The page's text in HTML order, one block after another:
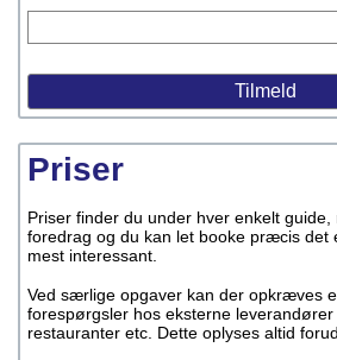
Priser
Priser finder du under hver enkelt guide,
foredrag og du kan let booke præcis det
mest interessant.
Ved særlige opgaver kan der opkræves
forespørgsler hos eksterne leverandører
restauranter etc. Dette oplyses altid